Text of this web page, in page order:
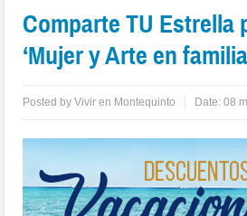
Comparte TU Estrella
‘Mujer y Arte en
Posted byVivir en Montequinto Date:08